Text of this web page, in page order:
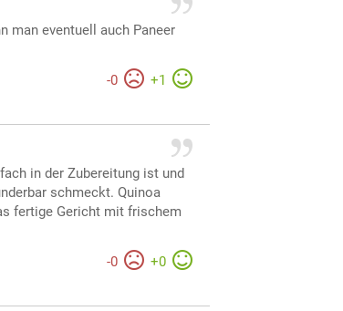
man eventuell auch Paneer
-0 +1
in der Zubereitung ist und
schmeckt. Quinoa
fertige Gericht mit frischem
-0 +0